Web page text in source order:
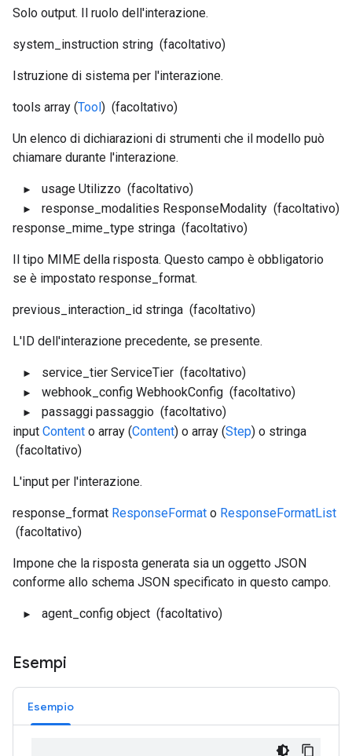
Solo output. Il ruolo dell'interazione.
system_instruction string (facoltativo)
Istruzione di sistema per l'interazione.
tools array (Tool) (facoltativo)
Un elenco di dichiarazioni di strumenti che il modello può
chiamare durante l'interazione.
usage Utilizzo (facoltativo)
response_modalities ResponseModality (facoltativo)
response_mime_type stringa (facoltativo)
Il tipo MIME della risposta. Questo campo è obbligatorio
se è impostato response_format.
previous_interaction_id stringa (facoltativo)
L'ID dell'interazione precedente, se presente.
service_tier ServiceTier (facoltativo)
webhook_config WebhookConfig (facoltativo)
passaggi passaggio (facoltativo)
input Content o array (Content) o array (Step) o stringa
(facoltativo)
L'input per l'interazione.
response_format ResponseFormat o ResponseFormatList
(facoltativo)
Impone che la risposta generata sia un oggetto JSON
conforme allo schema JSON specificato in questo campo.
agent_config object (facoltativo)
Esempi
Esempio